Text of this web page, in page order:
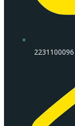
2231100096